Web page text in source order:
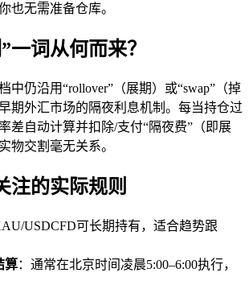
也无需准备仓库。
一词从何而来？
中仍沿用“rollover”（展期）或“swap”（掉
期外汇市场的隔夜利息机制。每当持仓过
差自动计算并扣除/支付“隔夜费”（即展
物交割毫无关系。
注的实际规则
USDCFD可长期持有，适合趋势跟
算：通常在北京时间凌晨5:00–6:00执行，